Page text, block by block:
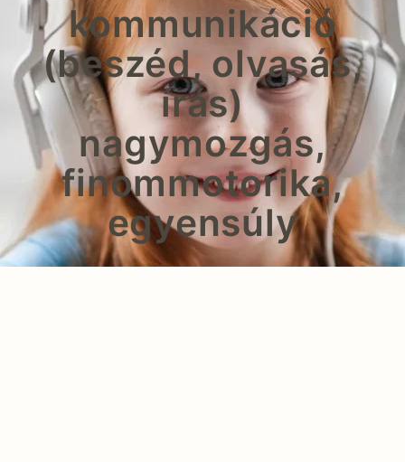
kommunikáció
(beszéd, olvasás,
írás)
nagymozgás,
finommotorika,
egyensúly